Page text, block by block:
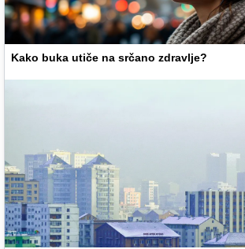
Kako buka utiče na srčano zdravlje?